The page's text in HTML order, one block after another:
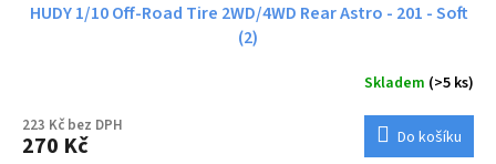
HUDY 1/10 Off-Road Tire 2WD/4WD Rear Astro - 201 - Soft
(2)
Skladem (>5 ks)
223 Kč bez DPH
270 Kč Do košíku